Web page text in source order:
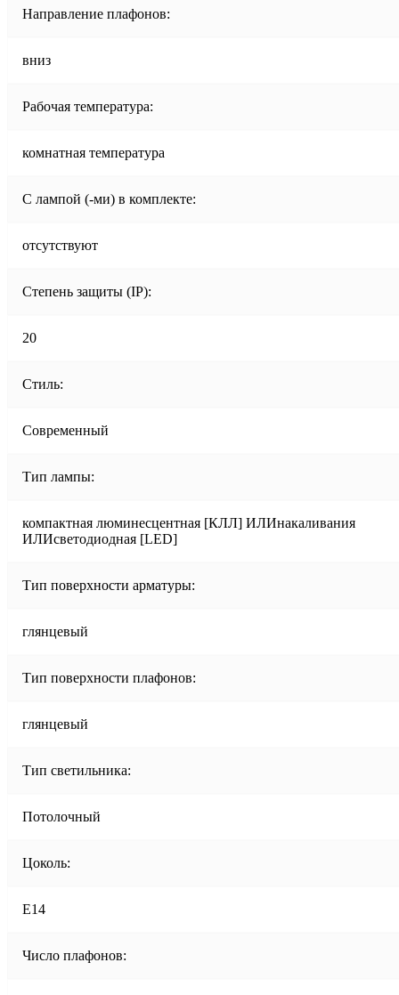
Направление плафонов:
вниз
Рабочая температура:
комнатная температура
С лампой (-ми) в комплекте:
отсутствуют
Степень защиты (IP):
20
Стиль:
Современный
Тип лампы:
компактная люминесцентная [КЛЛ] ИЛИнакаливания
ИЛИсветодиодная [LED]
Тип поверхности арматуры:
глянцевый
Тип поверхности плафонов:
глянцевый
Тип светильника:
Потолочный
Цоколь:
E14
Число плафонов: